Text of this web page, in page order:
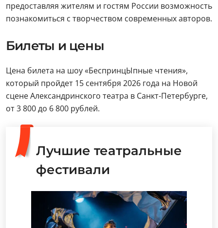
предоставляя жителям и гостям России возможность
познакомиться с творчеством современных авторов.
Билеты и цены
Цена билета на шоу «БеспринцЫпные чтения»,
который пройдет 15 сентября 2026 года на Новой
сцене Александринского театра в Санкт-Петербурге,
от 3 800 до 6 800 рублей.
Лучшие театральные
фестивали